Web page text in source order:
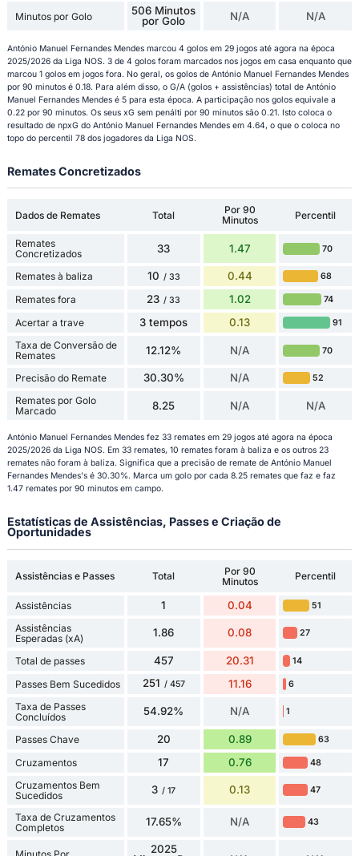
Minutos por Golo
506 Minutos
por Golo
N/A N/A
António Manuel Fernandes Mendes marcou 4 golos em 29 jogos até agora na época
2025/2026 da Liga NOS. 3 de 4 golos foram marcados nos jogos em casa enquanto que
marcou 1 golos em jogos fora. No geral, os golos de António Manuel Fernandes Mendes
por 90 minutos é 0.18. Para além disso, o G/A (golos + assistências) total de António
Manuel Fernandes Mendes é 5 para esta época. A participação nos golos equivale a
0.22 por 90 minutos. Os seus xG sem penálti por 90 minutos são 0.21. Isto coloca o
resultado de npxG do António Manuel Fernandes Mendes em 4.64, o que o coloca no
topo do percentil 78 dos jogadores da Liga NOS.
Remates Concretizados
Dados de Remates Total
Por 90
Minutos
Percentil
Remates
Concretizados
33 1.47 70
Remates à baliza 10 / 33 0.44 68
Remates fora 23 / 33 1.02 74
Acertar a trave 3 tempos 0.13 91
Taxa de Conversão de
Remates
12.12% N/A 70
Precisão do Remate 30.30% N/A 52
Remates por Golo
Marcado
8.25 N/A N/A
António Manuel Fernandes Mendes fez 33 remates em 29 jogos até agora na época
2025/2026 da Liga NOS. Em 33 remates, 10 remates foram à baliza e os outros 23
remates não foram à baliza. Significa que a precisão de remate de António Manuel
Fernandes Mendes's é 30.30%. Marca um golo por cada 8.25 remates que faz e faz
1.47 remates por 90 minutos em campo.
Estatísticas de Assistências, Passes e Criação de
Oportunidades
Assistências e Passes Total
Por 90
Minutos
Percentil
Assistências 1 0.04 51
Assistências
Esperadas (xA)
1.86 0.08 27
Total de passes 457 20.31 14
Passes Bem Sucedidos 251 / 457 11.16 6
Taxa de Passes
Concluídos
54.92% N/A 1
Passes Chave 20 0.89 63
Cruzamentos 17 0.76 48
Cruzamentos Bem
Sucedidos
3 / 17 0.13 47
Taxa de Cruzamentos
Completos
17.65% N/A 43
2025